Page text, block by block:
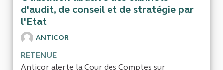
d'audit, de conseil et de stratégie par
l'Etat
ANTICOR
RETENUE
Anticor alerte la Cour des Comptes sur